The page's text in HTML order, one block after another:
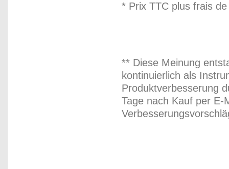
* Prix TTC plus frais
** Diese Meinung
kontinuierlich als
Produktverbesserung
Tage nach Kauf per E-